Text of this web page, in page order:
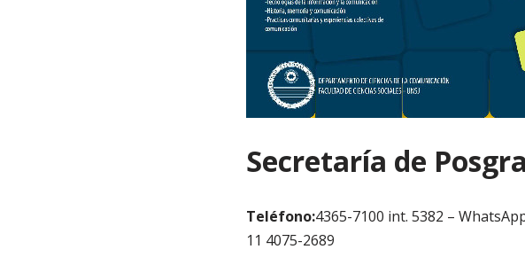
Secretaría de
Teléfono:4365-7100 int. 5382 –
11 4075-2689